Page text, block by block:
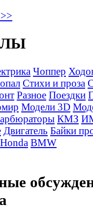
Чоппер
Стихи и проза
Разное Поездки
Модели 3D
КМЗ
Двигатель Байки
Honda BMW